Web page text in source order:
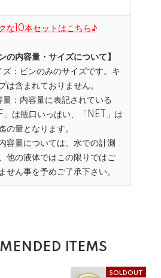
な10本セットはこちら♪
ンの内容量・サイズについて】
ズ：ビンのみのサイズです。キ
は含まれておりません。
量：内容量に表記されている
」は瓶口いっぱい、「NET」は
の量となります。
容量については、水での計測
他の液体ではこの限りではご
せん事を予めご了承下さい。
ITEMS
SOLDOUT